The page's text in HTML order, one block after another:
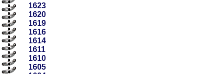
1623
1620
1619
1616
1614
1611
1610
1605